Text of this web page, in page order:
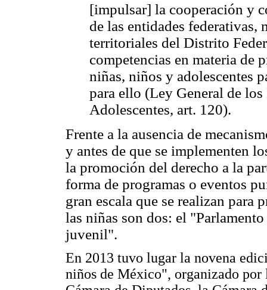
[impulsar] la cooperación y
de las entidades federativas,
territoriales del Distrito
competencias en materia de
niñas, niños y adolescentes
para ello (Ley General de
Adolescentes, art. 120).
Frente a la ausencia de
y antes de que se implementen
la promoción del derecho a la
forma de programas o eventos
gran escala que se realizan
las niñas son dos: el
juvenil".
En 2013 tuvo lugar la novena
niños de México", organizado